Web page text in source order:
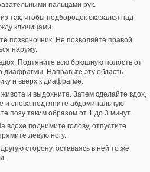
пальцами рук.
так, чтобы подбородок оказался над
ключицами.
позвоночник. Не позволяйте правой
наружу.
Подтяните всю брюшную полость от
диафрагмы. Направьте эту область
и вверх к диафрагме.
и выдохните. Затем сделайте вдох,
и снова подтяните абдоминальную
позу таким образом от 1 до 3 минут.
вдохе поднимите голову, отпустите
левую ногу.
сторону, оставаясь в ней то же